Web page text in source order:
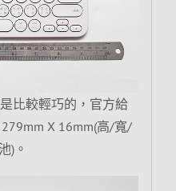
比較輕巧的，官方給
X 16mm(高/寬/
)。